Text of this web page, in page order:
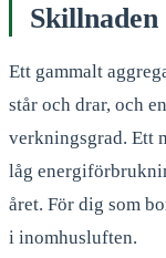
Ett gammalt
står och drar, och
verkningsgrad. Ett
låg
året. För dig som
i inomhusluften.